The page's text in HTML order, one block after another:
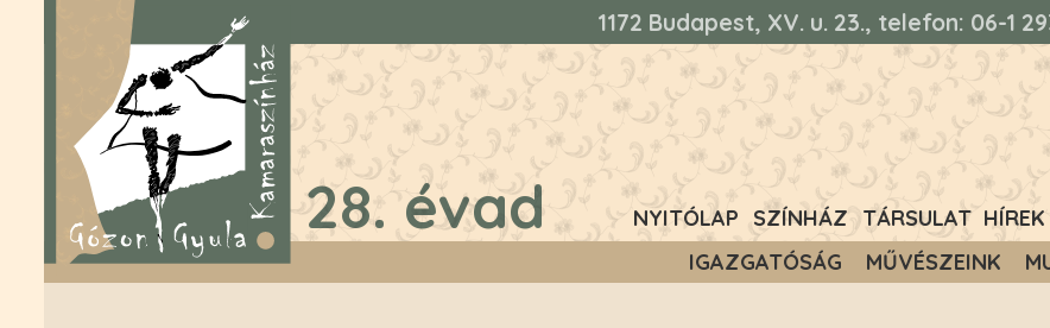
28. évad
1172 Budapest, XV. u. 23., telefon: 06-1
NYITÓLAP SZÍNHÁZ
TÁRSULAT
IGAZGATÓSÁG
MŰVÉSZEINK
HÍREK